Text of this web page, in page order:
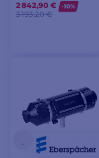
2 842,90 €
3 193,20 €
-10%